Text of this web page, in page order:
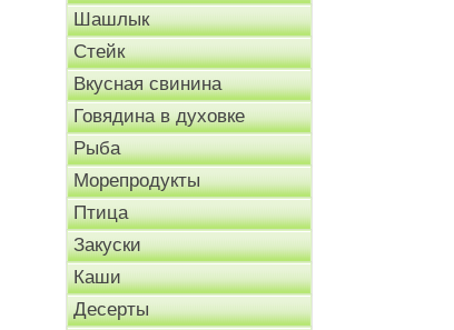
Шашлык
Стейк
Вкусная свинина
Говядина в духовке
Рыба
Морепродукты
Птица
Закуски
Каши
Десерты